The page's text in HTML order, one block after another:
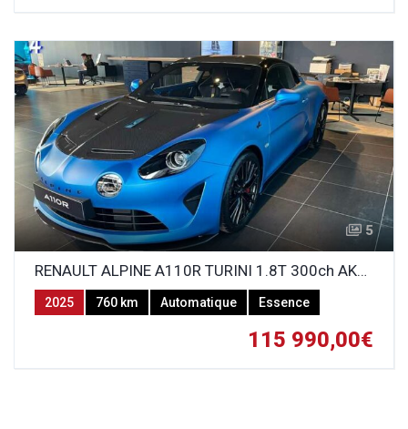
5
RENAULT ALPINE A110R TURINI 1.8T 300ch AKRAPOVIC
115 990,00€
2025 760 km Automatique Essence